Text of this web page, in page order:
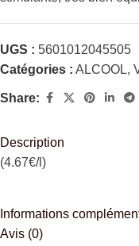
UGS : 5601012045505
Catégories : ALCOOL,
Share:
Description
(4.67€/l)
Informations
Avis (0)